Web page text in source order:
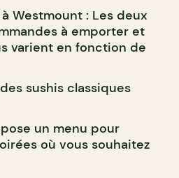
à Westmount : Les deux
à emporter et
varient en fonction de
sushis classiques
un menu pour
où vous souhaitez